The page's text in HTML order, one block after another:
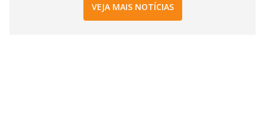
VEJA MAIS NOTÍCIAS